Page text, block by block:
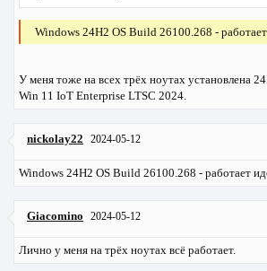
Windows 24H2 OS Build 26100.268 -
У меня тоже на всех трёх ноутах установлена
Win 11 IoT Enterprise LTSC 2024.
nickolay22 2024-05-12
Windows 24H2 OS Build 26100.268 - работает
Giacomino 2024-05-12
Лично у меня на трёх ноутах всё работает.